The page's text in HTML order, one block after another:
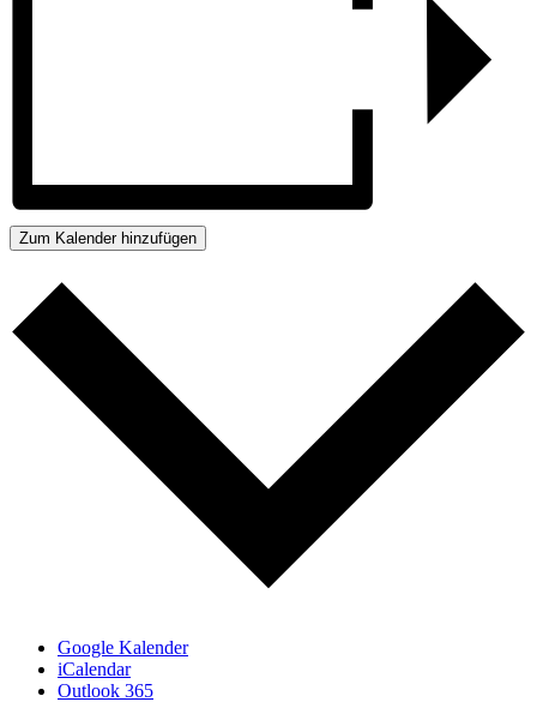
Zum Kalender hinzufügen
Google Kalender
iCalendar
Outlook 365